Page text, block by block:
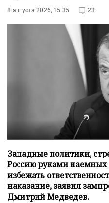
8 августа 2026, 15:35 23
Западные политики,
Россию руками наемных
избежать
наказание, заявил
Дмитрий Медведев.